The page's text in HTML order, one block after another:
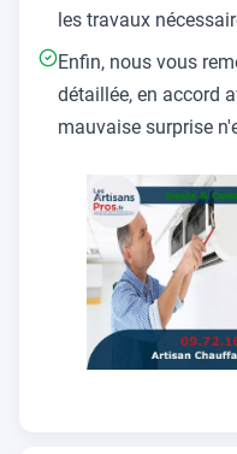
les travaux
Enfin, nous vous
détaillée, en accord
mauvaise surprise